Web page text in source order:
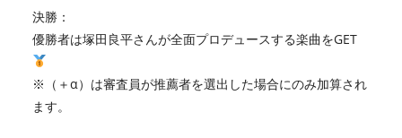
決勝：
優勝者は塚田良平さんが全面プロデュースする楽曲をGET
※（＋α）は審査員が推薦者を選出した場合にのみ加算され
ます。